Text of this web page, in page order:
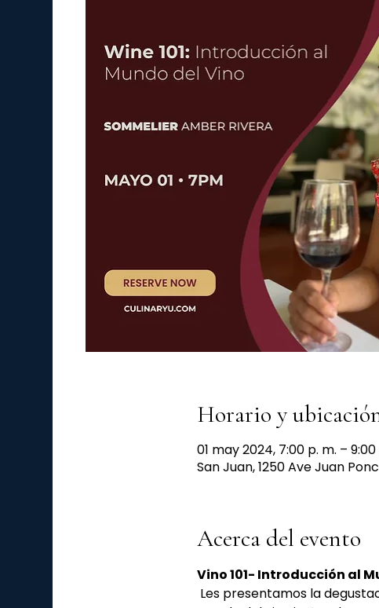
Horario y
01 may 2024, 7:00 p. m. – 9:00
San Juan, 1250 Ave Juan
Acerca del evento
Vino 101- Introducción al